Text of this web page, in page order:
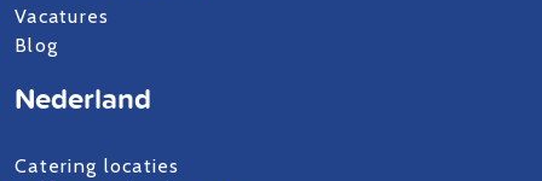
Vacatures
Blog
Nederland
Catering locaties